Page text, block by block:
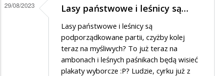
mówią
uderz
w…
29/08/2023 Lasy państwowe i leśnicy są…
Lasy państwowe i leśnicy są
podporządkowane partii, czyżby kolej
teraz na myśliwych? To już teraz na
ambonach i leśnych paśnikach będą wisieć
plakaty wyborcze :P? Ludzie, cyrku już z